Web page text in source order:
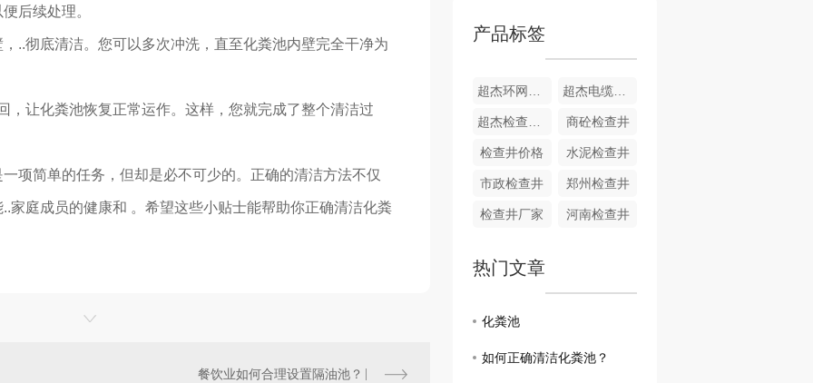
后续处理。
..彻底清洁。您可以多次冲洗，直至化粪池内壁完全干净为
，让化粪池恢复正常运作。这样，您就完成了整个清洁过
项简单的任务，但却是必不可少的。正确的清洁方法不仅
家庭成员的健康和 。希望这些小贴士能帮助你正确清洁化粪
餐饮业如何合理设置隔油池？
产品标签
超杰环网柜基础安装现场 超杰电缆井厂家
超杰检查井生产厂家 商砼检查井
检查井价格 水泥检查井
市政检查井 郑州检查井
检查井厂家 河南检查井
热门文章
化粪池
如何正确清洁化粪池？